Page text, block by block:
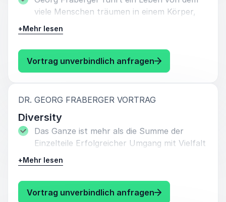
viele Menschen träumen in einem Körper,
den kaum jemand mit ihm tauschen möchte.
studiert, sondern er ist auch ein lebender
Beweis mit der Kunst der Selbstmotivation
Für langfristigen Erfolg braucht es Mut,
Sinn und Spaß am jeweiligen Problem um
konsequent seinen eigenen Lebensweg zu
gehen.
+Mehr lesen
Vortrag unverbindlich anfragen: Dr. Georg
DR. GEORG FRABERGER VORTRAG
Diversity
Das Ganze ist mehr als die Summe der
Einzelteile Erfolgreicher Umgang mit Vielfalt
und Behinderung
+Mehr lesen
Vortrag unverbindlich anfragen: Dr. Georg